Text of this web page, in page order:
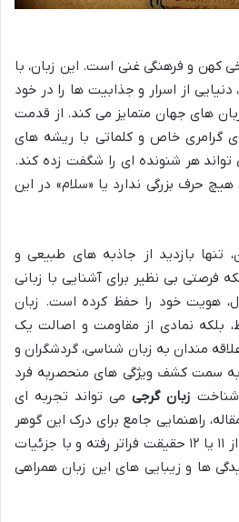
کهن و فرهنگی غنی است. این زبان، با
دنیایی از اسرار و جذابیت ها را در خود
های جهان متمایز می کند. از قدمت
گرامری خاص و کلماتی با ریشه های
هر شنونده ای را شگفت زده کند.
هیچ حرف بزرگی ندارد یا «سلام» در این
تنها بازدید از جاذبه های طبیعی و
فرصتی بی نظیر برای آشنایی با زبانی
هویت خود را حفظ کرده است. زبان
بلکه نمادی از مقاومت و اصالت یک
مندان به زبان شناسی، گردشگران و
سمت کشف ویژگی های منحصربه فرد
زبان گرجی می تواند تجربه ای
راهنمایی جامع برای درک این گوهر
باستانی است که قصد دارد از ۱۱ یا ۱۲ حقیقت فراتر رفته و با جزئیات
ها و زیبایی های این زبان همراهی